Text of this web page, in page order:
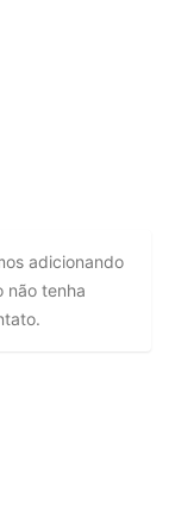
adicionando
não tenha